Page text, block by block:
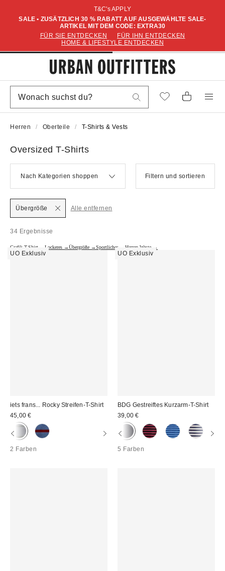
T&C's APPLY
SALE • ZUSÄTZLICH 30 % RABATT AUF AUSGEWÄHLTE SALE-
ARTIKEL MIT DEM CODE: EXTRA30
FÜR SIE ENTDECKEN
FÜR IHN ENTDECKEN
HOME & LIFESTYLE ENTDECKEN
Herren Oberteile T-Shirts & Vests
Oversized T-Shirts
Nach Kategorien shoppen Filtern und sortieren
34 Ergebnisse
Übergröße Alle entfernen
Grafik-T-Shirt → Lockeres →Übergröße →Sportliches → Herren-Weste →
UO Exklusiv
iets frans... Rocky Streifen-T-Shirt
45,00 €
2 Farben
UO Exklusiv
BDG Gestreiftes Kurzarm-T-Shirt
39,00 €
5 Farben